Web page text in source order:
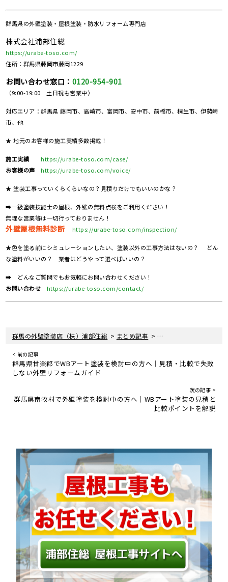
群馬県の外壁塗装・屋根塗装・防水リフォーム専門店
株式会社浦部住総
https://urabe-toso.com/
住所：群馬県藤岡市藤岡1229
お問い合わせ窓口： 0120-954-901
（9:00-19:00 土日祝も営業中）
対応エリア：群馬県 藤岡市、高崎市、富岡市、安中市、前橋市、桐生市、伊勢崎
市、他
★ 地元のお客様の施工実績多数掲載！
施工実績
https://urabe-toso.com/case/
お客様の声
https://urabe-toso.com/voice/
★ 塗装工事っていくらくらいなの？見積りだけでもいいのかな？
➡一級塗装技能士の屋根、外壁の無料点検をご利用ください！
無理な営業等は一切行っておりません！
外壁屋根無料診断 https://urabe-toso.com/inspection/
★色を塗る前にシミュレーションしたい、塗装以外の工事方法はないの？ どん
な塗料がいいの？ 業者はどうやって選べばいいの？
➡ どんなご質問でもお気軽にお問い合わせください！
お問い合わせ
https://urabe-toso.com/contact/
群馬の外壁塗装店（株）浦部住総 > まとめ記事 > 群馬県下仁田町でWBア
< 前の記事
群馬県甘楽郡でWBアート塗装を検討中の方へ｜見積・比較で失敗
しない外壁リフォームガイド
次の記事 >
群馬県南牧村で外壁塗装を検討中の方へ｜WBアート塗装の見積と
比較ポイントを解説